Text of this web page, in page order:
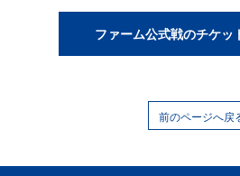
ファーム公式戦のチケッ
前のページへ戻